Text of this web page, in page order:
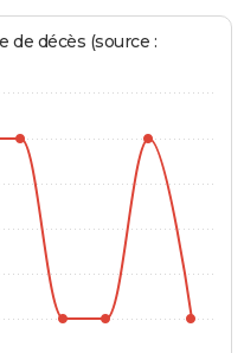
décès (source :